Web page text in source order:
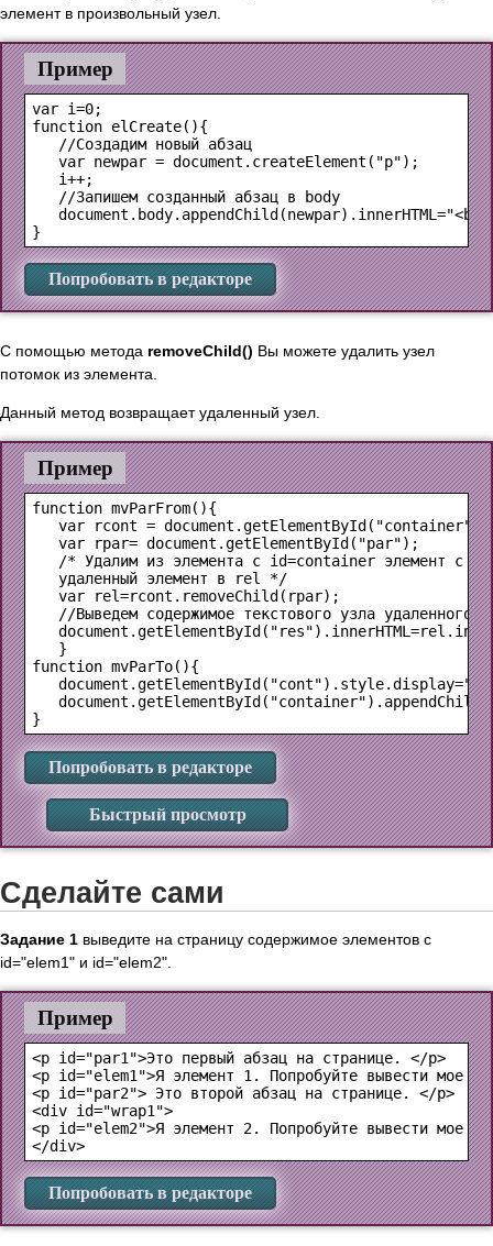
элемент в произвольный узел.
Пример
var i=0;
function elCreate(){
   //Создадим новый абзац
   var newpar = document.createElement("p");
   i++;
   //Запишем созданный абзац в body
Попробовать в редакторе
С помощью метода removeChild() Вы можете удалить узел
потомок из элемента.
Данный метод возвращает удаленный узел.
Пример
function mvParFrom(){
   var rcont = document.getElementById("container");
   var rpar= document.getElementById("par");
/* Удалим из элемента с id=container элемент с
   удаленный элемент в rel */
   var rel=rcont.removeChild(rpar);
//Выведем содержимое текстового узла удаленного
   }
function mvParTo(){
Попробовать в редакторе
Быстрый просмотр
Сделайте сами
Задание 1 выведите на страницу содержимое элементов с
id="elem1" и id="elem2".
Пример
<p id="par1">Это первый абзац на странице. </p>
<p id="elem1">Я элемент 1. Попробуйте вывести мое
<p id="par2"> Это второй абзац на странице. </p>
<div id="wrap1">
<p id="elem2">Я элемент 2. Попробуйте вывести мое
Попробовать в редакторе